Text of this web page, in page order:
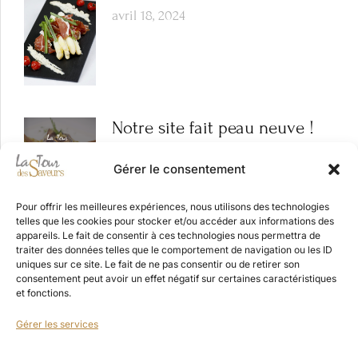
Gérer le consentement
Pour offrir les meilleures expériences, nous utilisons des technologies
telles que les cookies pour stocker et/ou accéder aux informations des
appareils. Le fait de consentir à ces technologies nous permettra de
traiter des données telles que le comportement de navigation ou les ID
uniques sur ce site. Le fait de ne pas consentir ou de retirer son
consentement peut avoir un effet négatif sur certaines caractéristiques
et fonctions.
Gérer les services
avril 18, 2024
Notre site fait peau neuve !
2026